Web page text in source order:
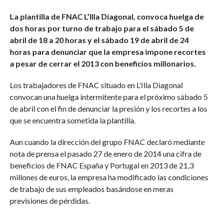
La plantilla de FNAC L’Illa Diagonal, convoca huelga de
dos horas por turno de trabajo para el sábado 5 de
abril de 18 a 20 horas y el sábado 19 de abril de 24
horas para denunciar que la empresa impone recortes
a pesar de cerrar el 2013 con beneficios millonarios.
Los trabajadores de FNAC situado en L’Illa Diagonal
convocan una huelga intermitente para el próximo sábado 5
de abril con el fin de denunciar la presión y los recortes a los
que se encuentra sometida la plantilla.
Aun cuando la dirección del grupo FNAC declaró mediante
nota de prensa el pasado 27 de enero de 2014 una cifra de
beneficios de FNAC España y Portugal en 2013 de 21,3
millones de euros, la empresa ha modificado las condiciones
de trabajo de sus empleados basándose en meras
previsiones de pérdidas.